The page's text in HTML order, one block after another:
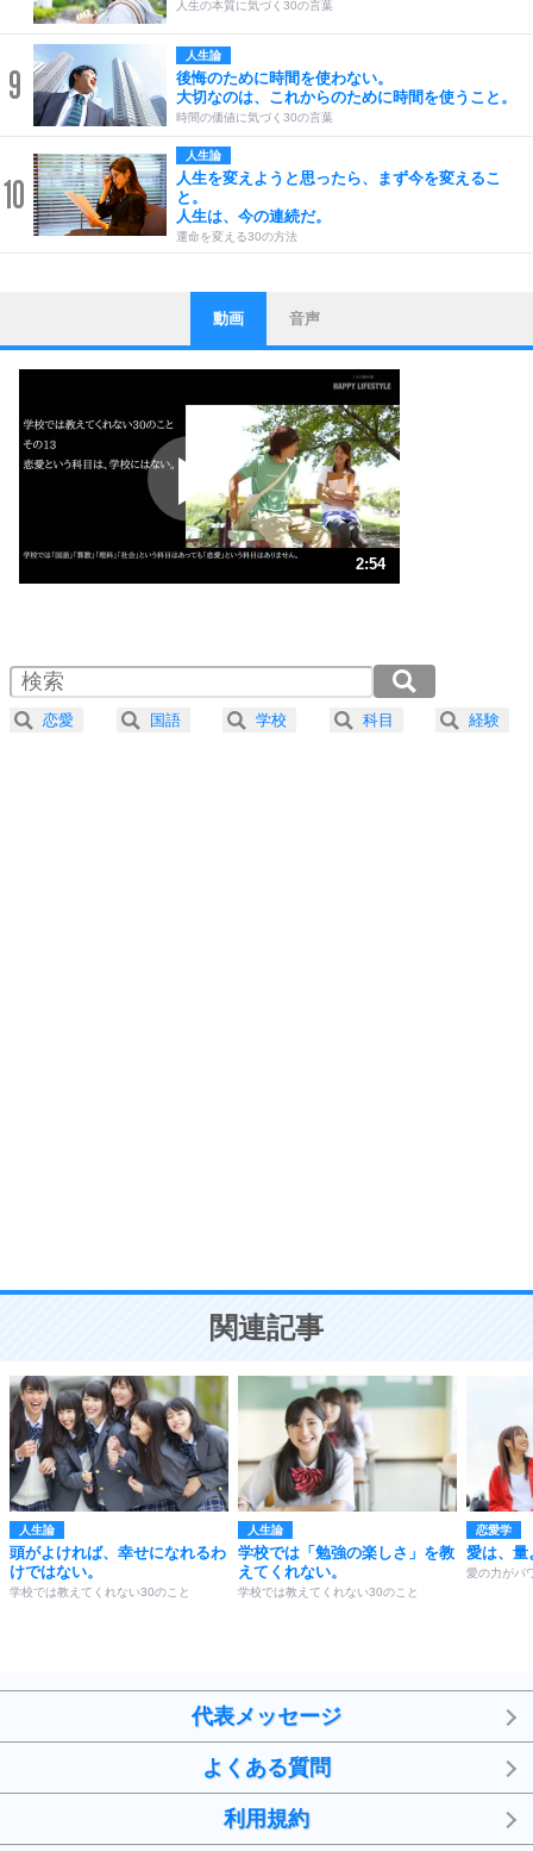
人生の本質に気づく30の言葉
9
人生論
後悔のために時間を使わない。
大切なのは、これからのために時間を使うこと。
時間の価値に気づく30の言葉
10
人生論
人生を変えようと思ったら、まず今を変えるこ
と。
人生は、今の連続だ。
運命を変える30の方法
1
ストレス対策
他人と比べない。
いっそのこと、他人を見ない。
いらいらしない人になる30の方法
ポジティブになれない原因は、行動しないから。
ポジティブ思考になる30の方法
ストレス対策
人生、なんとかなるもの。
気楽に生きる30の方法
4 器の大きい人は、怒りを優しさで表現する。
プラス思考
ことが大切。
動画 音声
2:54
2.0倍速 （341KB 1分27秒）
2.5倍速 （273KB 1分9秒）
3.0倍速 （228KB 58秒）
恋愛 国語 学校 科目 経験
関連記事
人生論
頭がよければ、幸せになれるわ
けではない。
学校では教えてくれない30のこと
人生論
学校では「勉強の楽しさ」を教
えてくれない。
学校では教えてくれない30のこと
恋愛学
愛は、量
愛の力がパ
代表メッセージ
よくある質問
利用規約